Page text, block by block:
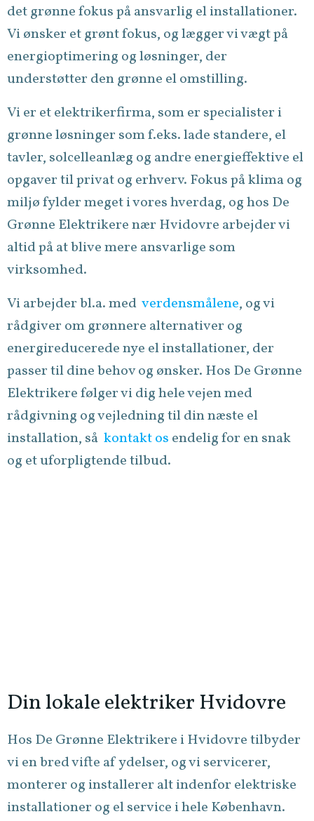
det grønne fokus på ansvarlig el installationer.
Vi ønsker et grønt fokus, og lægger vi vægt på
energioptimering og løsninger, der
understøtter den grønne el omstilling.
Vi er et elektrikerfirma, som er specialister i
grønne løsninger som f.eks. lade standere, el
tavler, solcelleanlæg og andre energieffektive el
opgaver til privat og erhverv. Fokus på klima og
miljø fylder meget i vores hverdag, og hos De
Grønne Elektrikere nær Hvidovre arbejder vi
altid på at blive mere ansvarlige som
virksomhed.
Vi arbejder bl.a. med verdensmålene, og vi
rådgiver om grønnere alternativer og
energireducerede nye el installationer, der
passer til dine behov og ønsker. Hos De Grønne
Elektrikere følger vi dig hele vejen med
rådgivning og vejledning til din næste el
installation, så kontakt os endelig for en snak
og et uforpligtende tilbud.
Din lokale elektriker Hvidovre
Hos De Grønne Elektrikere i Hvidovre tilbyder
vi en bred vifte afydelser, og vi servicerer,
monterer og installerer alt indenfor elektriske
installationer og el service i hele København.